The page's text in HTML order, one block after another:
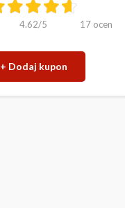
4.62/5 17ocen
+ Dodaj kupon